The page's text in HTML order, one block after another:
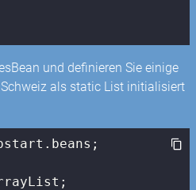
und definieren Sie einige
als static List initialisiert